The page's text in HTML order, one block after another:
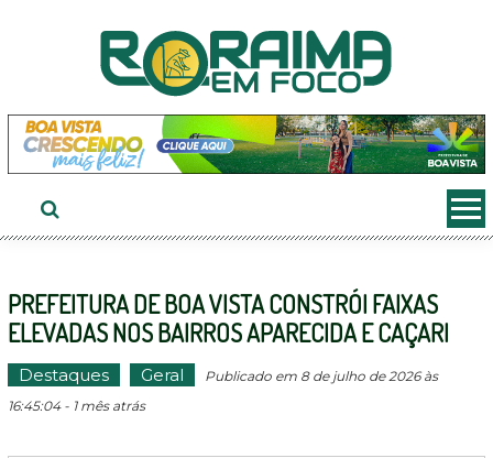
PREFEITURA DE BOA VISTA CONSTRÓI FAIXAS
ELEVADAS NOS BAIRROS APARECIDA E CAÇARI
Destaques Geral
Publicado em 8 de julho de 2026 às
16:45:04 - 1 mês atrás